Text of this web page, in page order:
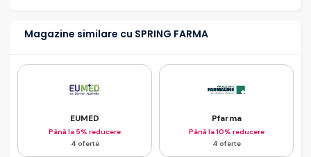
Magazine similare cu SPRING FARMA
EUMED
Până la 5% reducere
4 oferte
Pfarma
Până la 10% reducere
4 oferte